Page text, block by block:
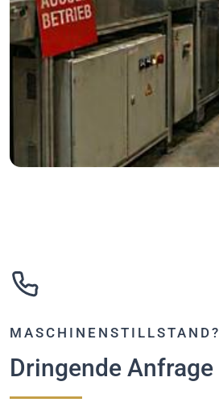
MASCHINENSTILLSTAND?
Dringende Anfrage